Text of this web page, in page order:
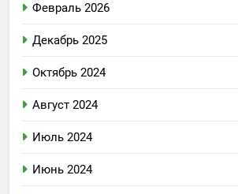
Февраль 2026
Декабрь 2025
Октябрь 2024
Август 2024
Июль 2024
Июнь 2024